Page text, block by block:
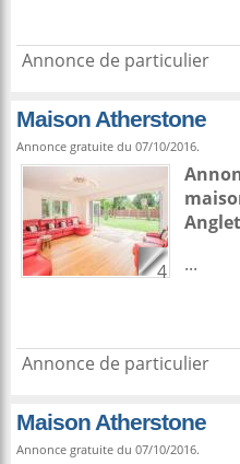
Annonce de particulier
Maison Atherstone
Annonce gratuite du 07/10/2016.
4
...
Annonce de particulier
Maison Atherstone
Annonce gratuite du 07/10/2016.